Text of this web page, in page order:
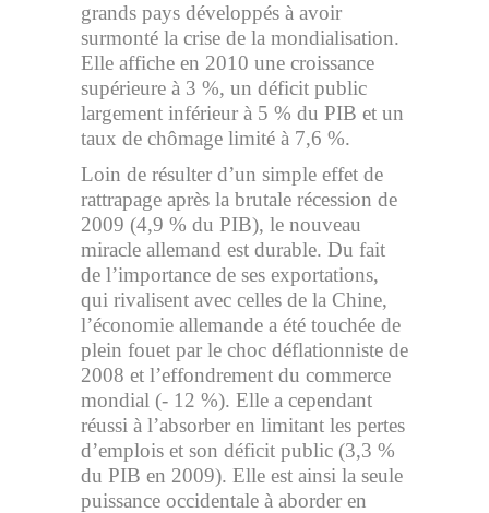
grands pays développés à avoir
surmonté la crise de la mondialisation.
Elle affiche en 2010 une croissance
supérieure à 3 %, un déficit public
largement inférieur à 5 % du PIB et un
taux de chômage limité à 7,6 %.
Loin de résulter d’un simple effet de
rattrapage après la brutale récession de
2009 (4,9 % du PIB), le nouveau
miracle allemand est durable. Du fait
de l’importance de ses exportations,
qui rivalisent avec celles de la Chine,
l’économie allemande a été touchée de
plein fouet par le choc déflationniste de
2008 et l’effondrement du commerce
mondial (- 12 %). Elle a cependant
réussi à l’absorber en limitant les pertes
d’emplois et son déficit public (3,3 %
du PIB en 2009). Elle est ainsi la seule
puissance occidentale à aborder en